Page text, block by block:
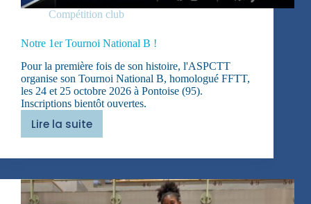
Compétition club
Notre 1er Tournoi National B !
Pour la première fois de son histoire, l'ASPCTT
organise son Tournoi National B, homologué FFTT,
les 24 et 25 octobre 2026 à Pontoise (95).
Inscriptions bientôt ouvertes.
Lire la suite
Notre
Tournoi
National
B